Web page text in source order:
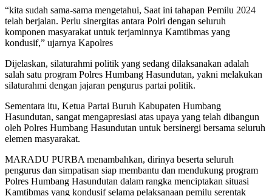
“kita sudah sama-sama mengetahui, Saat ini tahapan Pemilu 2024
telah berjalan. Perlu sinergitas antara Polri dengan seluruh
komponen masyarakat untuk terjaminnya Kamtibmas yang
kondusif,” ujarnya Kapolres
Dijelaskan, silaturahmi politik yang sedang dilaksanakan adalah
salah satu program Polres Humbang Hasundutan, yakni melakukan
silaturahmi dengan jajaran pengurus partai politik.
Sementara itu, Ketua Partai Buruh Kabupaten Humbang
Hasundutan, sangat mengapresiasi atas upaya yang telah dibangun
oleh Polres Humbang Hasundutan untuk bersinergi bersama seluruh
elemen masyarakat.
MARADU PURBA menambahkan, dirinya beserta seluruh
pengurus dan simpatisan siap membantu dan mendukung program
Polres Humbang Hasundutan dalam rangka menciptakan situasi
Kamtibmas yang kondusif selama pelaksanaan pemilu serentak